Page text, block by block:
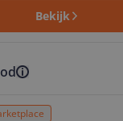
Bekijk